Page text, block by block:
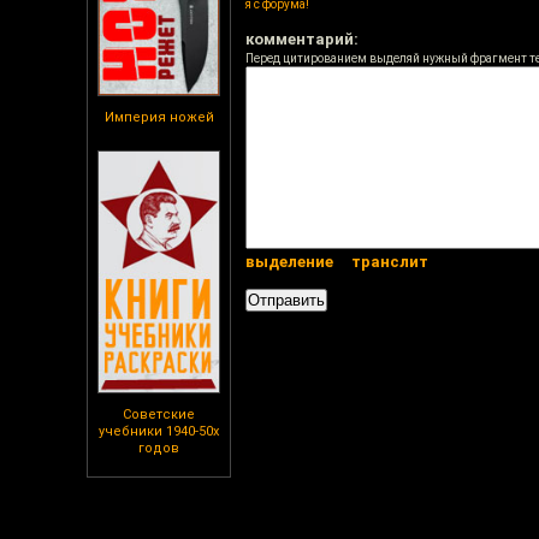
Империя ножей
Советские
учебники 1940-50х
годов
я с форума!
комментарий:
Перед цитированием выделяй нужный фрагмент
выделение транслит